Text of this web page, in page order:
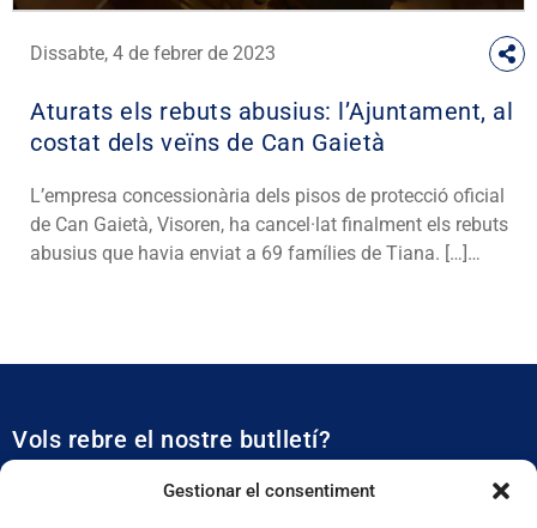
Gestionar el consentiment
Dissabte, 4 de febrer de 2023
Aturats els rebuts abusius: l’Ajuntament, al
costat dels veïns de Can Gaietà
L’empresa concessionària dels pisos de protecció oficial
de Can Gaietà, Visoren, ha cancel·lat finalment els rebuts
abusius que havia enviat a 69 famílies de Tiana. […]…
Vols rebre el nostre butlletí?